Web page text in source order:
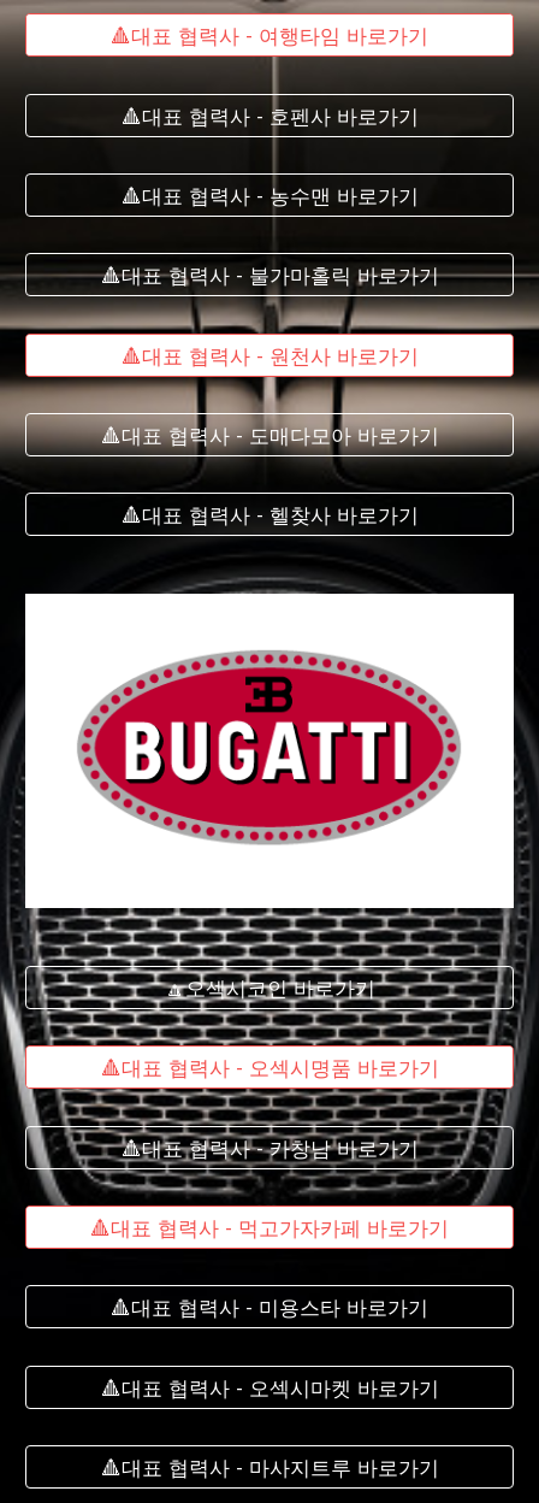
🔺대표 협력사 - 여행타임 바로가기
🔺대표 협력사 - 호펜사 바로가기
🔺대표 협력사 - 농수맨 바로가기
🔺대표 협력사 - 불가마홀릭 바로가기
🔺대표 협력사 - 원천사 바로가기
🔺대표 협력사 - 도매다모아 바로가기
🔺대표 협력사 - 헬찾사 바로가기
🔼오섹시코인 바로가기
🔺대표 협력사 - 오섹시명품 바로가기
🔺대표 협력사 - 카창남 바로가기
🔺대표 협력사 - 먹고가자카페 바로가기
🔺대표 협력사 - 미용스타 바로가기
🔺대표 협력사 - 오섹시마켓 바로가기
🔺대표 협력사 - 마사지트루 바로가기